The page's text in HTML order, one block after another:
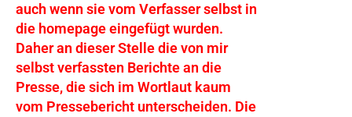
auch wenn sie vom Verfasser selbst in
die homepage eingefügt wurden.
Daher an dieser Stelle die von mir
selbst verfassten Berichte an die
Presse, die sich im Wortlaut kaum
vom Pressebericht unterscheiden. Die